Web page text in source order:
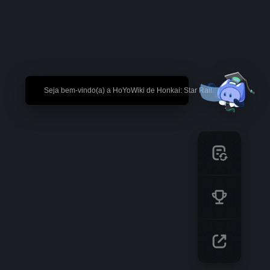
🎉 Seja bem-vindo(a) a HoYoWiki de Honkai: Star Rail!